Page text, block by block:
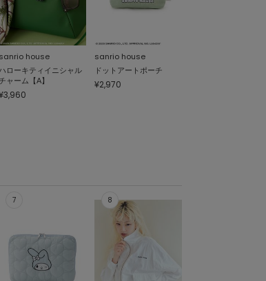
sanrio house
ハローキティイニシャル
チャーム【A】
sanrio house
ドットアートポーチ
¥2,970